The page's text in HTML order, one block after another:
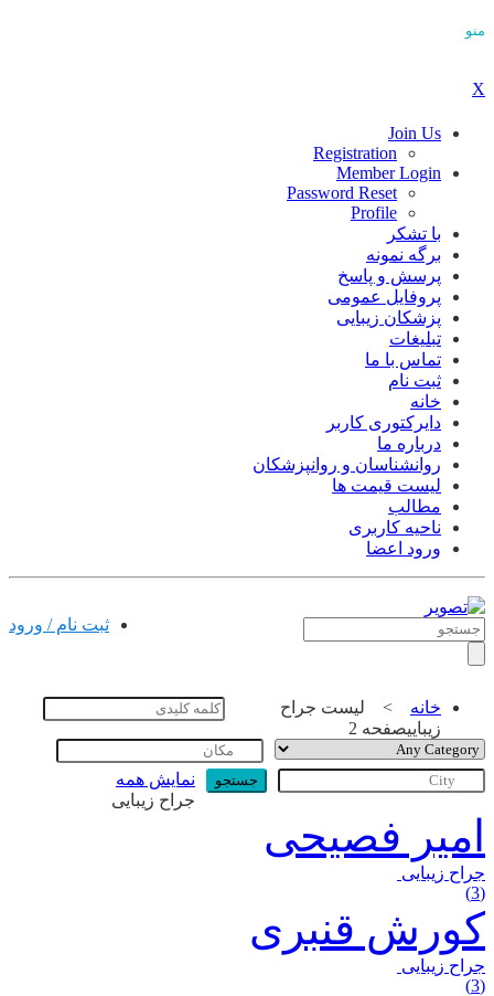
منو
X
Join Us
Registration
Member Login
Password Reset
Profile
با تشکر
برگه نمونه
پرسش و پاسخ
پروفایل عمومی
پزشکان زیبایی
تبلیغات
تماس با ما
ثبت نام
خانه
دایرکتوری کاربر
درباره ما
روانشناسان و روانپزشکان
لیست قیمت ها
مطالب
ناحیه کاربری
ورود اعضا
ثبت نام / ورود
خانه > لیست جراح
زیباییصفحه 2
جستجو
نمایش همه
جراح زیبایی
امیر فصیحی
جراح زیبایی
(3)
کورش قنبری
جراح زیبایی
(3)